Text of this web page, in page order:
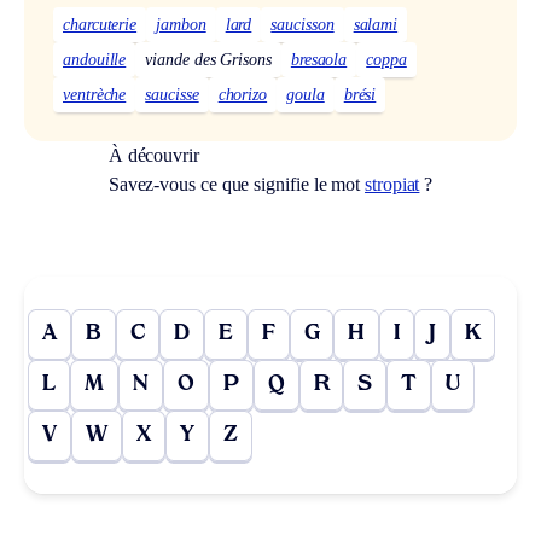
charcuterie jambon lard saucisson
salami
andouille
viande des Grisons bresaola
coppa
ventrèche
saucisse chorizo goula brési
À découvrir
Savez-vous ce que signifie le motstropiat ?
A B C D E F G H I J K
L M N O P Q R S T U
V W X Y Z